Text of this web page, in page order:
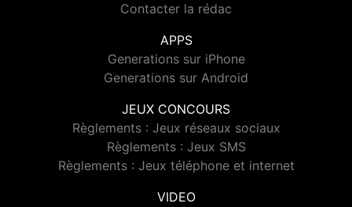
Contacter la rédac
APPS
Generations sur iPhone
Generations sur Android
JEUX CONCOURS
Règlements : Jeux réseaux sociaux
Règlements : Jeux SMS
Règlements : Jeux téléphone et internet
VIDEO